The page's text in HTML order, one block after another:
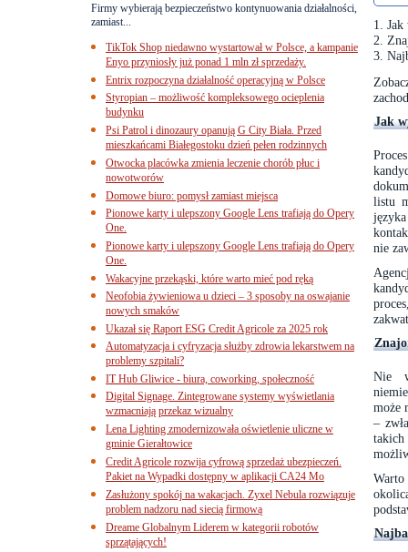
Jak
Jak
listu
nie
Nie
może
–
Firmy wybierają bezpieczeństwo kontynuowania działalności,
zamiast...
TikTok Shop niedawno wystartował w Polsce, a kampanie
Enyo przyniosły już ponad 1 mln zł sprzedaży.
Entrix rozpoczyna działalność operacyjną w Polsce
Styropian – możliwość kompleksowego ocieplenia
budynku
Psi Patrol i dinozaury opanują G City Biała. Przed
mieszkańcami Białegostoku dzień pełen rodzinnych
Otwocka placówka zmienia leczenie chorób płuc i
nowotworów
Domowe biuro: pomysł zamiast miejsca
Pionowe karty i ulepszony Google Lens trafiają do Opery
One.
Pionowe karty i ulepszony Google Lens trafiają do Opery
One.
Wakacyjne przekąski, które warto mieć pod ręką
Neofobia żywieniowa u dzieci – 3 sposoby na oswajanie
nowych smaków
Ukazał się Raport ESG Credit Agricole za 2025 rok
Automatyzacja i cyfryzacja służby zdrowia lekarstwem na
problemy szpitali?
IT Hub Gliwice - biura, coworking, społeczność
Digital Signage. Zintegrowane systemy wyświetlania
wzmacniają przekaz wizualny
Lena Lighting zmodernizowała oświetlenie uliczne w
gminie Gierałtowice
Credit Agricole rozwija cyfrową sprzedaż ubezpieczeń.
Pakiet na Wypadki dostępny w aplikacji CA24 Mo
Zasłużony spokój na wakacjach. Zyxel Nebula rozwiązuje
problem nadzoru nad siecią firmową
Dreame Globalnym Liderem w kategorii robotów
sprzątających!